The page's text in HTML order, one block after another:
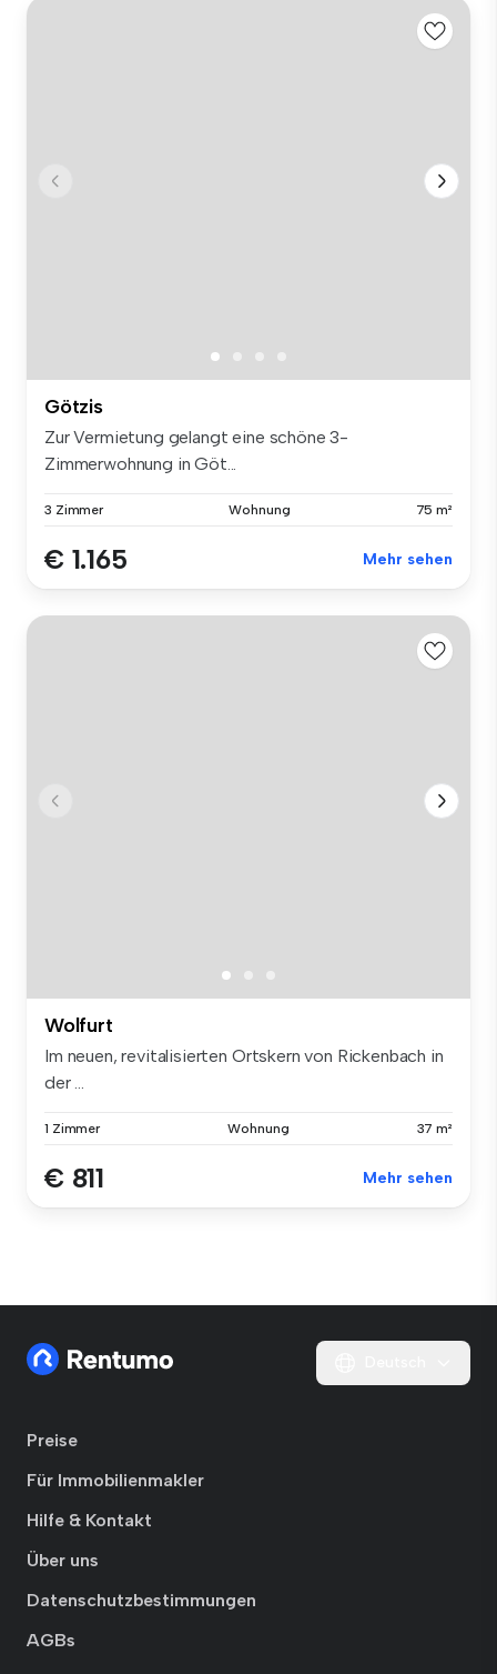
Götzis
Zur Vermietung gelangt eine schöne 3-
Zimmerwohnung in Göt...
3 Zimmer Wohnung 75 m²
€ 1.165 Mehr sehen
Wolfurt
Im neuen, revitalisierten Ortskern von Rickenbach in
der ...
1 Zimmer Wohnung 37 m²
€ 811 Mehr sehen
Preise
Für Immobilienmakler
Hilfe & Kontakt
Über uns
Datenschutzbestimmungen
AGBs